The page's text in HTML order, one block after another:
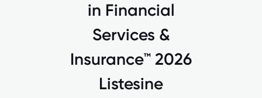
in Financial
Services &
Insurance™ 2026
Listesine